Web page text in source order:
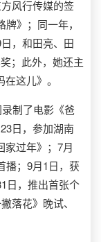
风行传媒的签
》；同一年，
，和田亮、田
；此外，她还主
这儿》。
制了电影《爸
日，参加湖南
家过年》；7月
播；9月1日，获
日，推出首张个
落花》晚试、